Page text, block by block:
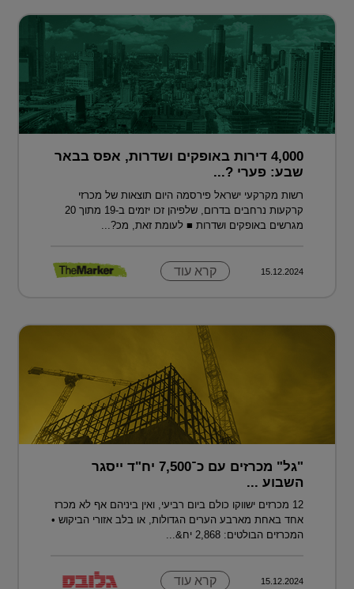
4,000 דירות באופקים ושדרות, אפס בבאר
שבע: פערי ?...
רשות מקרקעי ישראל פירסמה היום תוצאות של מכרזי
קרקעות נרחבים בדרום, שלפיהן זכו יזמים ב-19 מתוך 20
מגרשים באופקים ושדרות ■ לעומת זאת, מכ?...
15.12.2024 קרא עוד
"גל" מכרזים עם כ־7,500 יח"ד ייסגר
השבוע ...
12 מכרזים ישווקו כולם ביום רביעי, ואין ביניהם אף לא מכרז
אחד באחת מארבע הערים הגדולות, או בלב אזורי הביקוש •
המכרזים הבולטים: 2,868 יח&...
15.12.2024 קרא עוד